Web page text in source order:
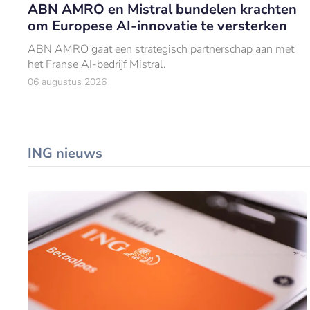
ABN AMRO en Mistral bundelen krachten
om Europese AI-innovatie te versterken
ABN AMRO gaat een strategisch partnerschap aan met
het Franse AI-bedrijf Mistral.
06 augustus 2026
ING nieuws